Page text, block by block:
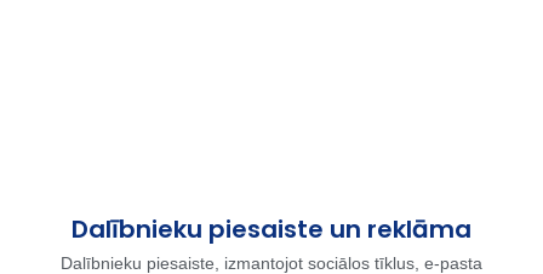
Dalībnieku piesaiste un reklāma
Dalībnieku piesaiste, izmantojot sociālos tīklus, e-pasta